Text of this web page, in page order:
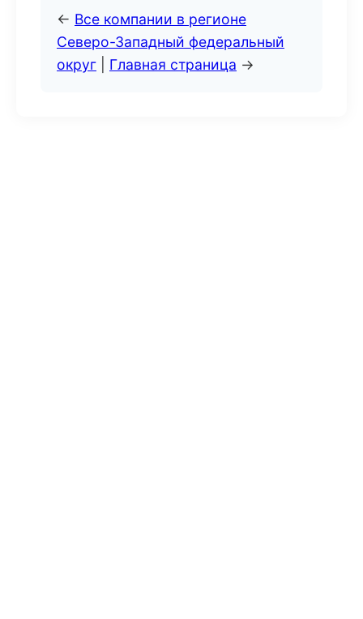
← Все компании в регионе
Северо-Западный федеральный
округ
Главная страница →